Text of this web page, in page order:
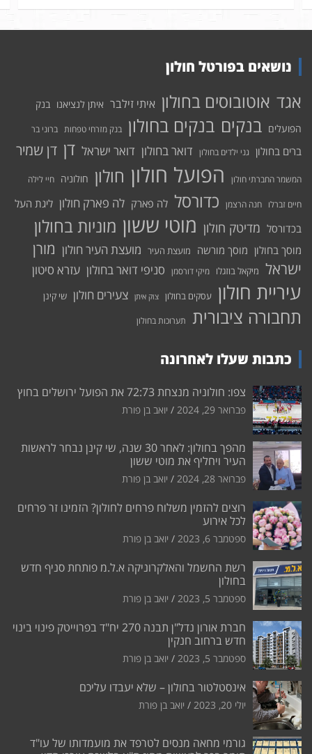
נושאים בפורטל חולון
אגד אוטובוסים בחולון איתי זילבר איתן לנציאנו בנק
הפועלים בנקים בנקים בחולון בנק מזרחי טפחות ברוני בר
ברים בחולון גני ילדים בחולון דואר בחולון דואר ישראל דן דן שמיר
המשמר החברתי חולון הפועל חולון חולון חולוניה חיי לילה
חיים זברלו חנה הרצמן כדורסל לה פארק לה פארק חולון ליגת העל
בכדורסל מדיטק חולון מוטי ששון מוניות בחולון
מוסך בחולון מוסך מורשה מועצת העיר מועצת העיר חולון מורן
ישראל מיקאל בוזגלו מיקי דורסמן סניפי דואר בחולון עזרא סיטון
עיריית חולון עסקים בחולון צוק איתן צעירים חולון שי קינן
תחבורה ציבורית תערוכות בחולון
כתבות שעלו לאחרונה
צפו: חולוניה מנצחת 72:73 את הפועל ירושלים בחוץ
פברואר 29, 2024 יואב בן פורת
מהפך בחולון: לאחר 30 שנה, שי קינן נבחר לראשות
העיר ויחליף את מוטי ששון
פברואר 28, 2024 יואב בן פורת
רוצים להזמין משלוח פרחים לחולון? הזמינו זר פרחים
לכל אירוע
ספטמבר 6, 2023 יואב בן פורת
רשת החשמל והאלקרוניקה א.ל.מ פותחת סניף חדש
בחולון
ספטמבר 5, 2023 יואב בן פורת
חברת אורון נדל"ן תבנה 270 יח"ד בפרוייטק פינוי בינוי
חדש ברחוב חנקין
ספטמבר 5, 2023 יואב בן פורת
אינסטלטור בחולון – שלא יעבדו עליכם
יולי 20, 2023 יואב בן פורת
גורמי מחאה מנסים לטרפד את מועמדותו של עו"ד